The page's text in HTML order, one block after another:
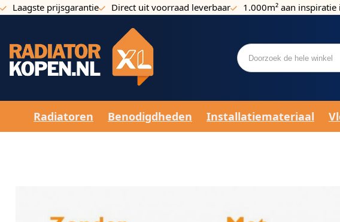
Ga naar de inhoud
Laagste prijsgarantie Direct uit voorraad leverbaar 1.000m² aan
Radiatoren Benodigdheden Installatiemateriaal